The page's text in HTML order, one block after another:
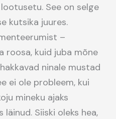
See on selge
kutsika juures.
–
roosa, kuid juba mõne
ninale mustad
ei ole probleem, kui
mineku ajaks
Siiski oleks hea,